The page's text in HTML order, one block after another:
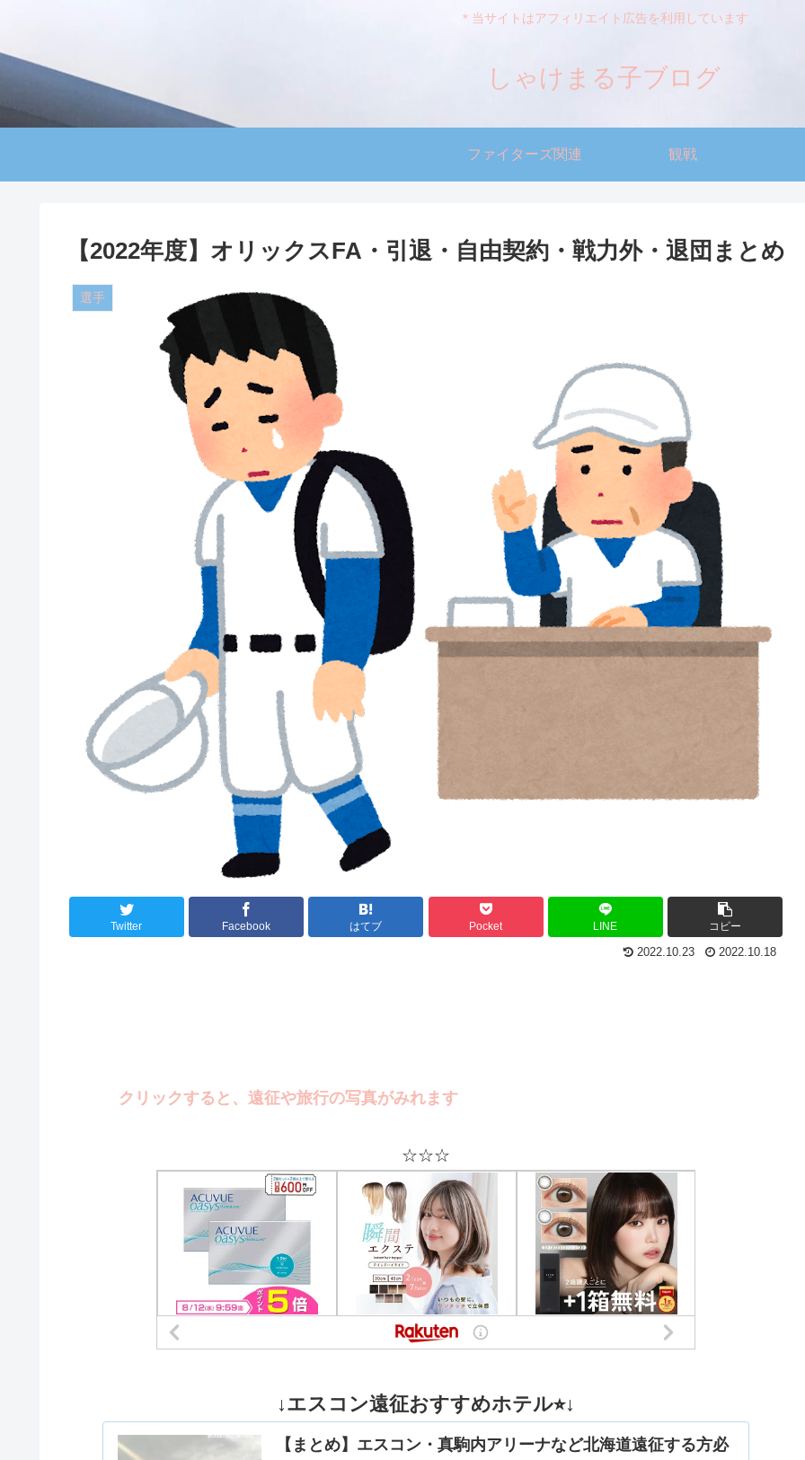
＊当サイトはアフィリエイト広告を利用しています
しゃけまる子ブログ
ファイターズ関連 観戦
【2022年度】オリックスFA・引退・自由契約・戦力外・退団まとめ
選手
Twitter Facebook はてブ Pocket LINE コピー
2022.10.23 2022.10.18
クリックすると、遠征や旅行の写真がみれます
☆☆☆
↓エスコン遠征おすすめホテル⭐︎↓
【まとめ】エスコン・真駒内アリーナなど北海道遠征する方必